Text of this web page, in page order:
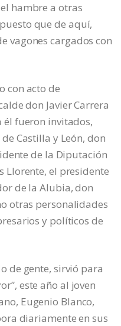
hambre a otras
que de aquí,
vagones cargados con
con acto de
don Javier Carrera
fueron invitados,
Castilla y León, don
de la Diputación
Llorente, el presidente
de la Alubia, don
otras personalidades
y políticos de
de gente, sirvió para
este año al joven
Eugenio Blanco,
diariamente en sus